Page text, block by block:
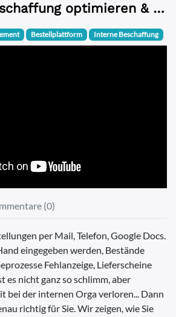
Interne Beschaffung optimieren & 50% Zeit einsparen! | Dimitex virtuelle Messe Webinar Aufzeichnung
Bestellplattform Interne Beschaffung
(0)
per Mail, Telefon, Google Docs.
eingegeben werden, Bestände
Fehlanzeige, Lieferscheine
es nicht ganz so schlimm, aber
bei der internen Orga verloren... Dann
richtig für Sie. Wir zeigen, wie Sie